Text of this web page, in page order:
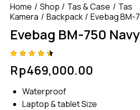
Home Shop Tas & Case
Tas
Kamera
Backpack Evebag BM-
Evebag BM-750
4.50
out of
based
custom
Rp469,000.00
Waterproof
Laptop & tablet Size